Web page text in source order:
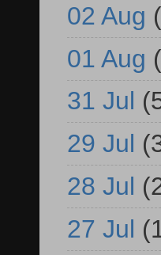
02 Aug
01 Aug
31 Jul
29 Jul
28 Jul
27 Jul